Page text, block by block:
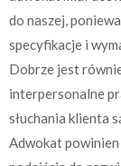
do naszej,
specyfikacje i
Dobrze jest
interpersonalne
słuchania klienta
Adwokat